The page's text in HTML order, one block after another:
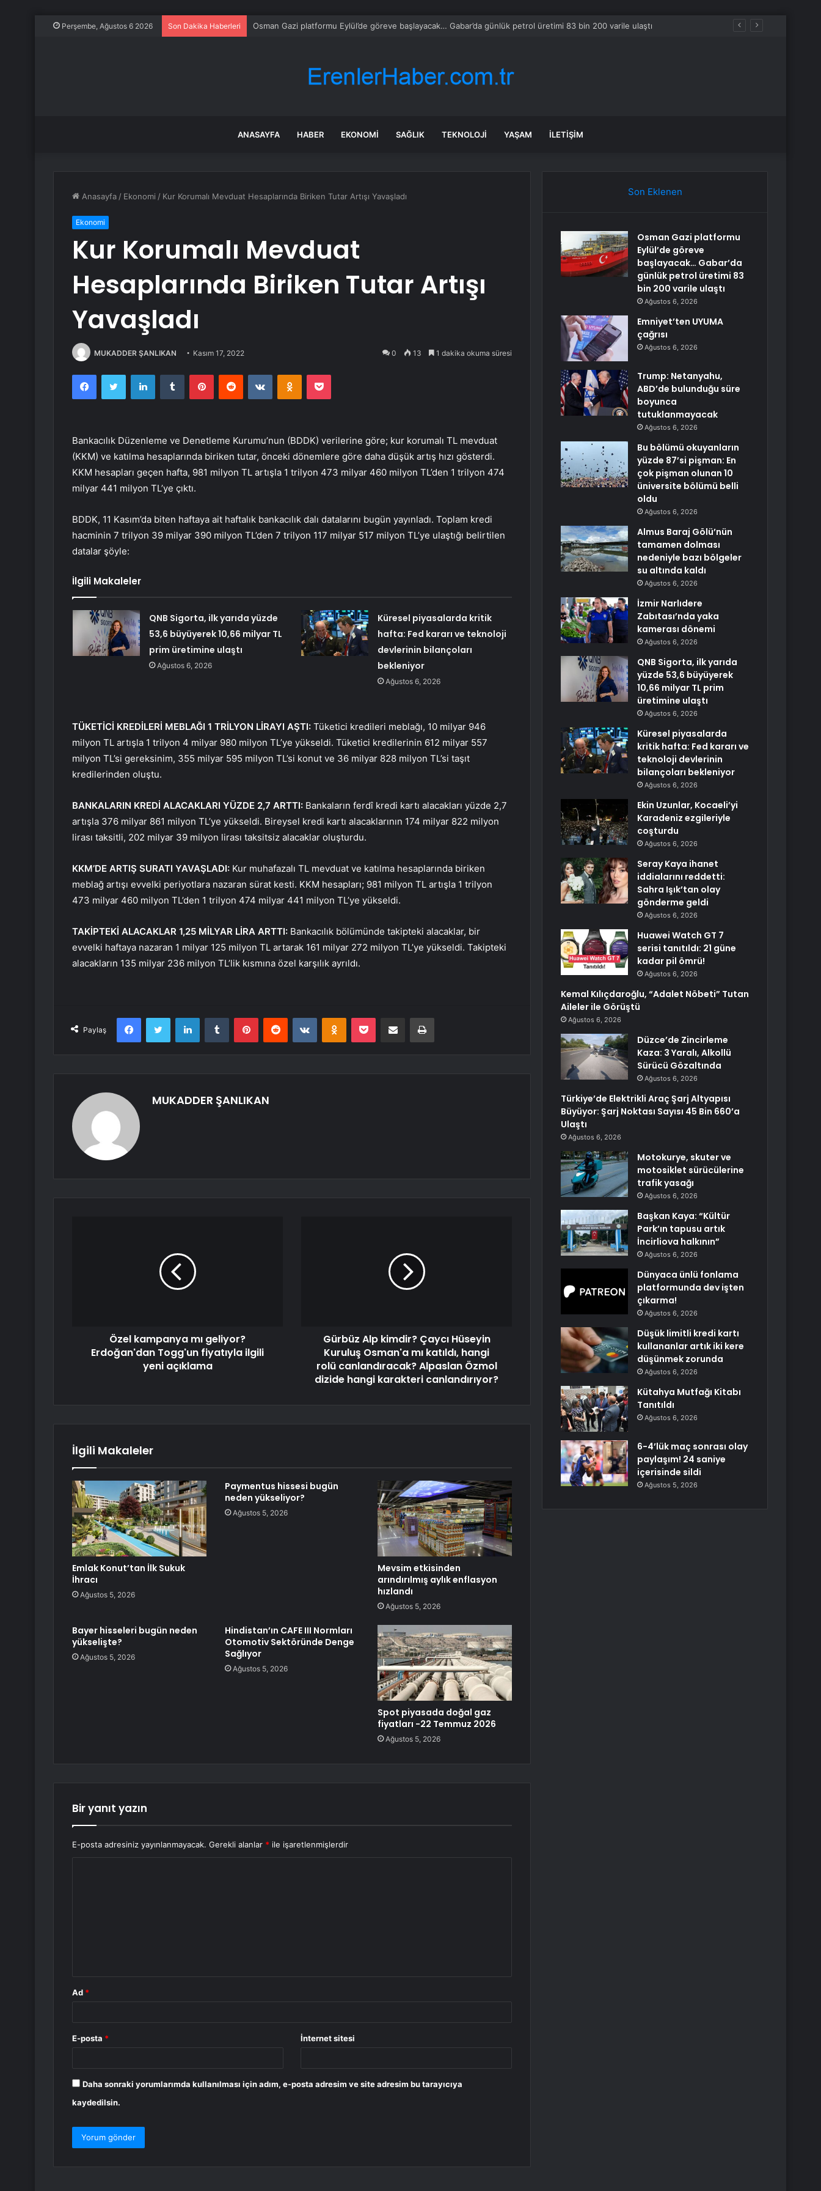
Perşembe, Ağustos 6 2026 Son Dakika Haberleri Osman Gazi platformu Eylül’de göreve başlayacak… Gabar’da günlük petrol üretimi 83 bin 200 varile ulaştı
ANASAYFA HABER EKONOMI SAĞLIK TEKNOLOJI YAŞAM İLETIŞIM
Anasayfa / Ekonomi / Kur Korumalı Mevduat Hesaplarında Biriken Tutar Artışı Yavaşladı
Ekonomi
Kur Korumalı Mevduat
Hesaplarında Biriken Tutar Artışı
Yavaşladı
MUKADDER ŞANLIKAN Kasım 17, 2022 0 13 1 dakika okuma süresi
FacebookTwitter LinkedInTumblr PinterestReddit VKontakteOdnoklassniki
Pocket
Bankacılık Düzenleme ve Denetleme Kurumu’nun (BDDK) verilerine göre; kur korumalı TL mevduat
(KKM) ve katılma hesaplarında biriken tutar, önceki dönemlere göre daha düşük artış hızı gösterdi.
KKM hesapları geçen hafta, 981 milyon TL artışla 1 trilyon 473 milyar 460 milyon TL’den 1 trilyon 474
milyar 441 milyon TL’ye çıktı.
BDDK, 11 Kasım’da biten haftaya ait haftalık bankacılık dalı datalarını bugün yayınladı. Toplam kredi
hacminin 7 trilyon 39 milyar 390 milyon TL’den 7 trilyon 117 milyar 517 milyon TL’ye ulaştığı belirtilen
datalar şöyle:
İlgili Makaleler
QNB Sigorta, ilk yarıda yüzde
53,6 büyüyerek 10,66 milyar TL
prim üretimine ulaştı
Ağustos 6, 2026
Küresel piyasalarda kritik
hafta: Fed kararı ve teknoloji
devlerinin bilançoları
bekleniyor
Ağustos 6, 2026
TÜKETİCİ KREDİLERİ MEBLAĞI 1 TRİLYON LİRAYI AŞTI: Tüketici kredileri meblağı, 10 milyar 946
milyon TL artışla 1 trilyon 4 milyar 980 milyon TL’ye yükseldi. Tüketici kredilerinin 612 milyar 557
milyon TL’si gereksinim, 355 milyar 595 milyon TL’si konut ve 36 milyar 828 milyon TL’si taşıt
kredilerinden oluştu.
BANKALARIN KREDİ ALACAKLARI YÜZDE 2,7 ARTTI: Bankaların ferdî kredi kartı alacakları yüzde 2,7
artışla 376 milyar 861 milyon TL’ye yükseldi. Bireysel kredi kartı alacaklarının 174 milyar 822 milyon
lirası taksitli, 202 milyar 39 milyon lirası taksitsiz alacaklar oluşturdu.
KKM’DE ARTIŞ SURATI YAVAŞLADI: Kur muhafazalı TL mevduat ve katılma hesaplarında biriken
meblağ artışı evvelki periyotlara nazaran sürat kesti. KKM hesapları; 981 milyon TL artışla 1 trilyon
473 milyar 460 milyon TL’den 1 trilyon 474 milyar 441 milyon TL’ye yükseldi.
TAKİPTEKİ ALACAKLAR 1,25 MİLYAR LİRA ARTTI: Bankacılık bölümünde takipteki alacaklar, bir
evvelki haftaya nazaran 1 milyar 125 milyon TL artarak 161 milyar 272 milyon TL’ye yükseldi. Takipteki
alacakların 135 milyar 236 milyon TL’lik kısmına özel karşılık ayrıldı.
Paylaş
FacebookTwitter LinkedInTumblr PinterestReddit VKontakteOdnoklassniki
Pocket E-Posta ile paylaş Yazdır
MUKADDER ŞANLIKAN
Özel kampanya mı geliyor?
Erdoğan'dan Togg'un fiyatıyla ilgili
yeni açıklama
Gürbüz Alp kimdir? Çaycı Hüseyin
Kuruluş Osman'a mı katıldı, hangi
rolü canlandıracak? Alpaslan Özmol
dizide hangi karakteri canlandırıyor?
İlgili Makaleler
Emlak Konut’tan İlk Sukuk
İhracı
Ağustos 5, 2026
Paymentus hissesi bugün
neden yükseliyor?
Ağustos 5, 2026
Mevsim etkisinden
arındırılmış aylık enflasyon
hızlandı
Ağustos 5, 2026
Bayer hisseleri bugün neden
yükselişte?
Ağustos 5, 2026
Hindistan’ın CAFE III Normları
Otomotiv Sektöründe Denge
Sağlıyor
Ağustos 5, 2026
Spot piyasada doğal gaz
fiyatları -22 Temmuz 2026
Ağustos 5, 2026
Bir yanıt yazın
E-posta adresiniz yayınlanmayacak. Gerekli alanlar * ile işaretlenmişlerdir
Ad *
E-posta * İnternet sitesi
Daha sonraki yorumlarımda kullanılması için adım, e-posta adresim ve site adresim bu tarayıcıya
kaydedilsin.
Son Eklenen
Osman Gazi platformu
Eylül’de göreve
başlayacak… Gabar’da
günlük petrol üretimi 83
bin 200 varile ulaştı
Ağustos 6, 2026
Emniyet’ten UYUMA
çağrısı
Ağustos 6, 2026
Trump: Netanyahu,
ABD’de bulunduğu süre
boyunca
tutuklanmayacak
Ağustos 6, 2026
Bu bölümü okuyanların
yüzde 87’si pişman: En
çok pişman olunan 10
üniversite bölümü belli
oldu
Ağustos 6, 2026
Almus Baraj Gölü’nün
tamamen dolması
nedeniyle bazı bölgeler
su altında kaldı
Ağustos 6, 2026
İzmir Narlıdere
Zabıtası’nda yaka
kamerası dönemi
Ağustos 6, 2026
QNB Sigorta, ilk yarıda
yüzde 53,6 büyüyerek
10,66 milyar TL prim
üretimine ulaştı
Ağustos 6, 2026
Küresel piyasalarda
kritik hafta: Fed kararı ve
teknoloji devlerinin
bilançoları bekleniyor
Ağustos 6, 2026
Ekin Uzunlar, Kocaeli’yi
Karadeniz ezgileriyle
coşturdu
Ağustos 6, 2026
Seray Kaya ihanet
iddialarını reddetti:
Sahra Işık’tan olay
gönderme geldi
Ağustos 6, 2026
Huawei Watch GT 7
serisi tanıtıldı: 21 güne
kadar pil ömrü!
Ağustos 6, 2026
Kemal Kılıçdaroğlu, “Adalet Nöbeti” Tutan
Aileler ile Görüştü
Ağustos 6, 2026
Düzce’de Zincirleme
Kaza: 3 Yaralı, Alkollü
Sürücü Gözaltında
Ağustos 6, 2026
Türkiye’de Elektrikli Araç Şarj Altyapısı
Büyüyor: Şarj Noktası Sayısı 45 Bin 660’a
Ulaştı
Ağustos 6, 2026
Motokurye, skuter ve
motosiklet sürücülerine
trafik yasağı
Ağustos 6, 2026
Başkan Kaya: “Kültür
Park’ın tapusu artık
İncirliova halkının”
Ağustos 6, 2026
Dünyaca ünlü fonlama
platformunda dev işten
çıkarma!
Ağustos 6, 2026
Düşük limitli kredi kartı
kullananlar artık iki kere
düşünmek zorunda
Ağustos 6, 2026
Kütahya Mutfağı Kitabı
Tanıtıldı
Ağustos 6, 2026
6-4’lük maç sonrası olay
paylaşım! 24 saniye
içerisinde sildi
Ağustos 5, 2026